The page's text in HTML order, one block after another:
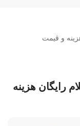
رایگان هزینه